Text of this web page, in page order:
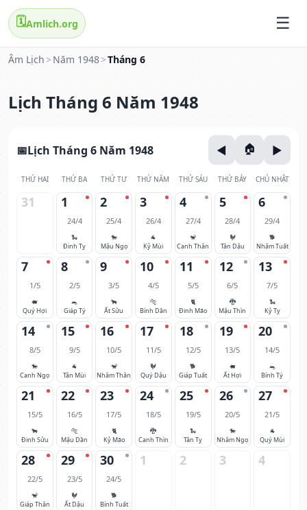
🗓️Amlich.org
Âm Lịch > Năm 1948>Tháng 6
Lịch Tháng 6 Năm 1948
Lịch Tháng 6 Năm 1948
THỨ HAI THỨ BA THỨ TƯ THỨ NĂM THỨ SÁU THỨ BẢY CHỦ NHẬT
31 1
24/4
🐍
Đinh Tỵ
2
25/4
🐎
Mậu Ngọ
3
26/4
🐐
Kỷ Mùi
4
27/4
🐒
Canh Thân
5
28/4
🐓
Tân Dậu
6
29/4
🐕
Nhâm Tuất
7
1/5
🐖
Quý Hợi
8
2/5
🐀
Giáp Tý
9
3/5
🐂
Ất Sửu
10
4/5
🐅
Bính Dần
11
5/5
🐈
Đinh Mão
12
6/5
🐉
Mậu Thìn
13
7/5
🐍
Kỷ Tỵ
14
8/5
🐎
Canh Ngọ
15
9/5
🐐
Tân Mùi
16
10/5
🐒
Nhâm Thân
17
11/5
🐓
Quý Dậu
18
12/5
🐕
Giáp Tuất
19
13/5
🐖
Ất Hợi
20
14/5
🐀
Bính Tý
21
15/5
🐂
Đinh Sửu
22
16/5
🐅
Mậu Dần
23
17/5
🐈
Kỷ Mão
24
18/5
🐉
Canh Thìn
25
19/5
🐍
Tân Tỵ
26
20/5
🐎
Nhâm Ngọ
27
21/5
🐐
Quý Mùi
28
22/5
🐒
Giáp Thân
29
23/5
🐓
Ất Dậu
30
24/5
🐕
Bính Tuất
1 2 3 4